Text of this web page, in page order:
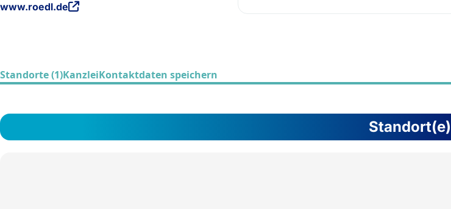
www.roedl.de
Standorte (1)KanzleiKontaktdaten speichern
Standort(e)